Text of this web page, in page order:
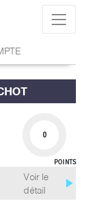
0
POINTS
Voir le
détail
play_arrow